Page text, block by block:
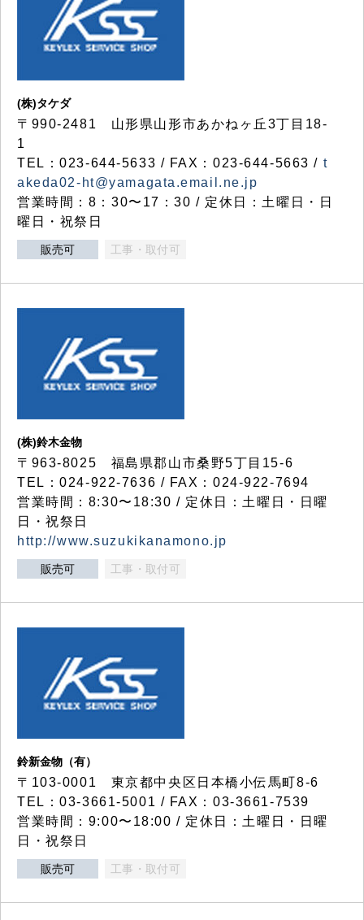
(株)タケダ
〒990-2481 山形県山形市あかねヶ丘3丁目18-
1
TEL：023-644-5633 / FAX：023-644-5663 / t
akeda02-ht@yamagata.email.ne.jp
営業時間：8：30〜17：30 / 定休日：土曜日・日
曜日・祝祭日
販売可 工事・取付可
(株)鈴木金物
〒963-8025 福島県郡山市桑野5丁目15-6
TEL：024-922-7636 / FAX：024-922-7694
営業時間：8:30〜18:30 / 定休日：土曜日・日曜
日・祝祭日
http://www.suzukikanamono.jp
販売可 工事・取付可
鈴新金物（有）
〒103-0001 東京都中央区日本橋小伝馬町8-6
TEL：03-3661-5001 / FAX：03-3661-7539
営業時間：9:00〜18:00 / 定休日：土曜日・日曜
日・祝祭日
販売可 工事・取付可